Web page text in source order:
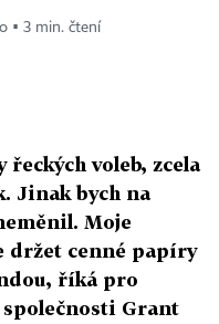
▪ 3 min. čtení
řeckých voleb, zcela
Jinak bych na
Moje
držet cenné papíry
říká pro
společnosti Grant